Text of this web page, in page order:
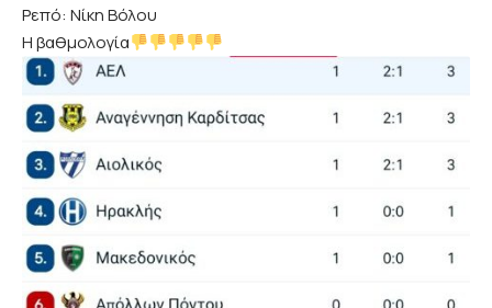
Ρεπό: Νίκη Βόλου
Η βαθμολογία